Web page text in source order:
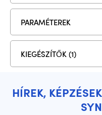
PARAMÉTEREK
KIEGÉSZÍTŐK (1)
HÍREK,